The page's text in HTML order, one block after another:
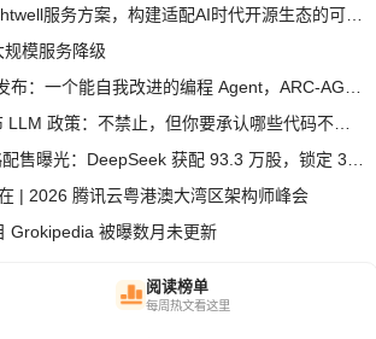
模服务降级
| 2026 腾讯云粤港澳大湾区架构师峰会
Grokipedia 被曝数月未更新
阅读榜单
每周热文看这里